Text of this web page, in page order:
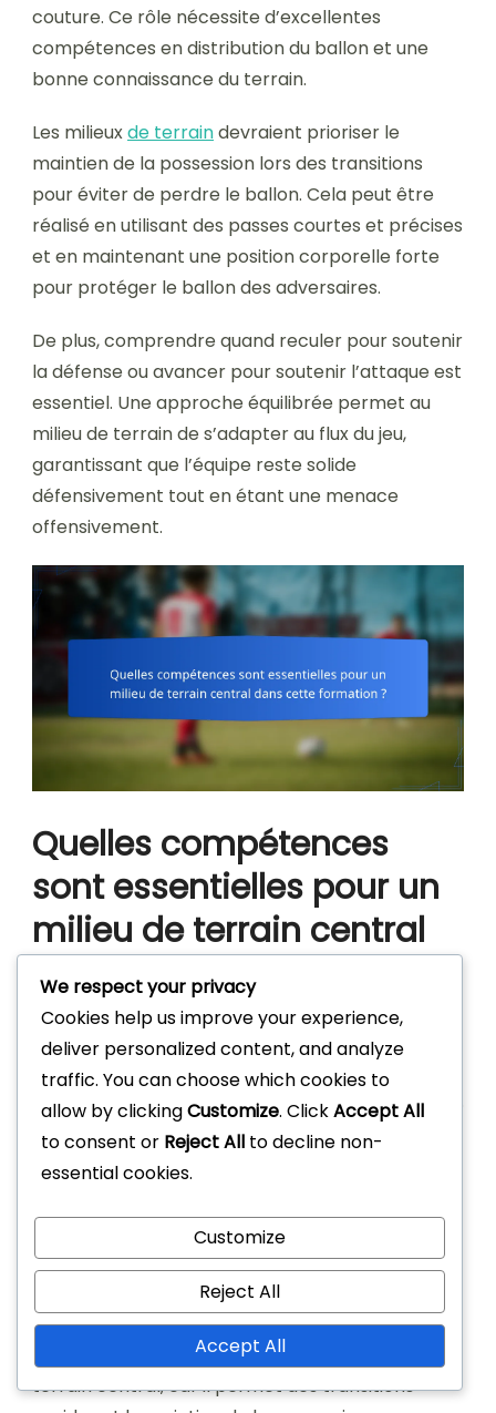
couture. Ce rôle nécessite d’excellentes
compétences en distribution du ballon et une
bonne connaissance du terrain.
Les milieuxde terraindevraient prioriser le
maintien de la possession lors des transitions
pour éviter de perdre le ballon. Cela peut être
réalisé en utilisant des passes courtes et précises
et en maintenant une position corporelle forte
pour protéger le ballon des adversaires.
De plus, comprendre quand reculer pour soutenir
la défense ou avancer pour soutenir l’attaque est
essentiel. Une approche équilibrée permet au
milieu de terrain de s’adapter au flux du jeu,
garantissant que l’équipe reste solide
défensivement tout en étant une menace
offensivement.
Quelles compétences
sont essentielles pour un
milieu de terrain central
dans cette formation ?
Un milieu de terrain central dans une formation
4-2-3-1 doit posséder un mélange de
compétences techniques, tactiques et physiques.
Les capacités clés incluent le contrôle du ballon,
la passe précise et un fort soutien défensif pour
Techniques de contrôle du
ballon et de dribble
Le contrôle du ballon est crucial pour un milieu de
terrain central, car il permet des transitions
We respect your privacy
Cookies help us improve your experience,
deliver personalized content, and analyze
traffic. You can choose which cookies to
allow by clickingCustomize. ClickAccept All
to consent or Reject All to decline non-
essential cookies.
Customize
Reject All
Accept All